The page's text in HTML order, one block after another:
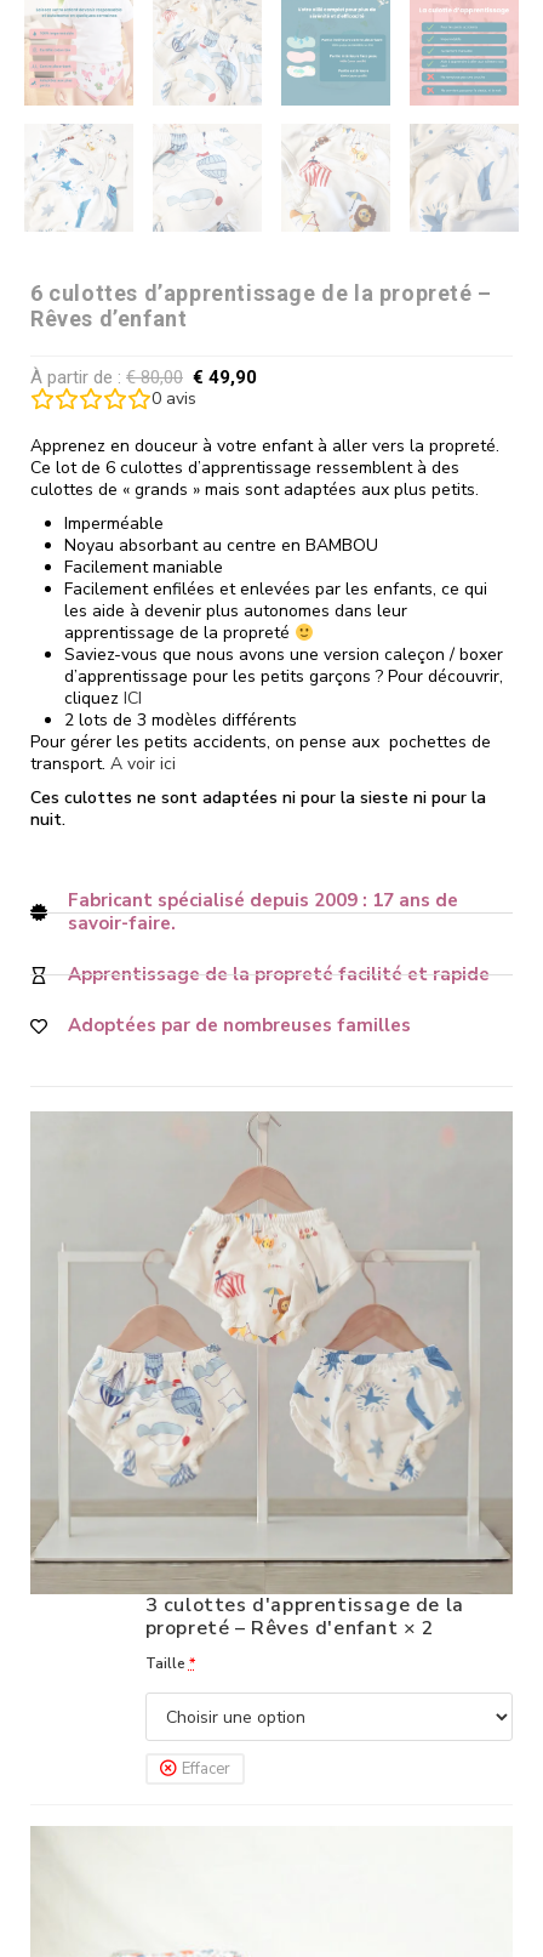
6 culottes d’apprentissage de la propreté –
Rêves d’enfant
À partir de : €80,00 € 49,90
0 avis
Apprenez en douceur à votre enfant à aller vers la propreté.
Ce lot de 6 culottes d’apprentissage ressemblent à des
culottes de « grands » mais sont adaptées aux plus petits.
Imperméable
Noyau absorbant au centre en BAMBOU
Facilement maniable
Facilement enfilées et enlevées par les enfants, ce qui
les aide à devenir plus autonomes dans leur
apprentissage de la propreté
Saviez-vous que nous avons une version caleçon / boxer
d’apprentissage pour les petits garçons ? Pour découvrir,
cliquez ICI
2 lots de 3 modèles différents
Pour gérer les petits accidents, on pense aux pochettes de
transport. A voir ici
Ces culottes ne sont adaptées ni pour la sieste ni pour la
nuit.
Fabricant spécialisé depuis 2009 : 17 ans de
savoir-faire.
Apprentissage de la propreté facilité et rapide
Adoptées par de nombreuses familles
3 culottes d'apprentissage de la
propreté – Rêves d'enfant × 2
Taille*
Effacer